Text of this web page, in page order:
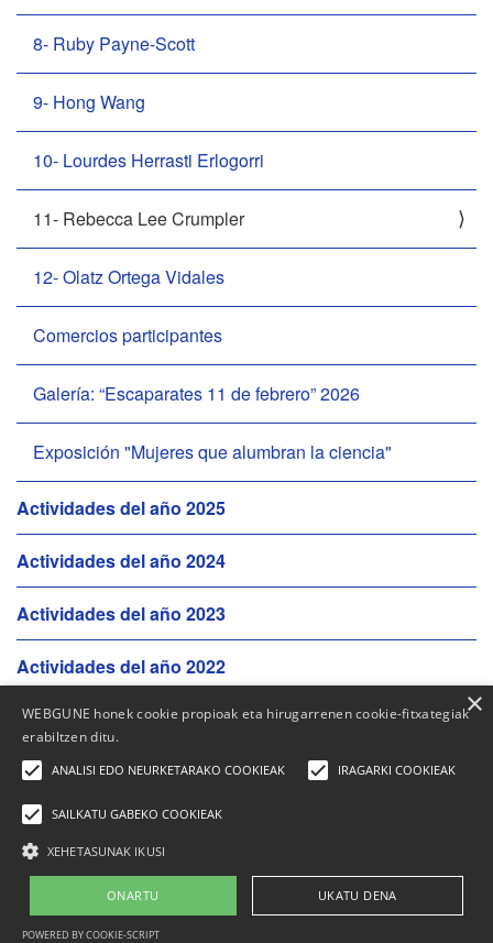
8- Ruby Payne-Scott
9- Hong Wang
10- Lourdes Herrasti Erlogorri
11- Rebecca Lee Crumpler
12- Olatz Ortega Vidales
Comercios participantes
Galería: “Escaparates 11 de febrero” 2026
Exposición "Mujeres que alumbran la ciencia"
Actividades del año 2025
Actividades del año 2024
Actividades del año 2023
Actividades del año 2022
Actividades del año 2021
CC-BY-SA-3.0
WEBGUNE honek cookie propioak eta hirugarrenen cookie-fitxategiak
erabiltzen ditu.
ANALISI EDO NEURKETARAKO COOKIEAK IRAGARKI COOKIEAK
SAILKATU GABEKO COOKIEAK
XEHETASUNAK IKUSI
ONARTU UKATU DENA
POWERED BY COOKIE-SCRIPT
×